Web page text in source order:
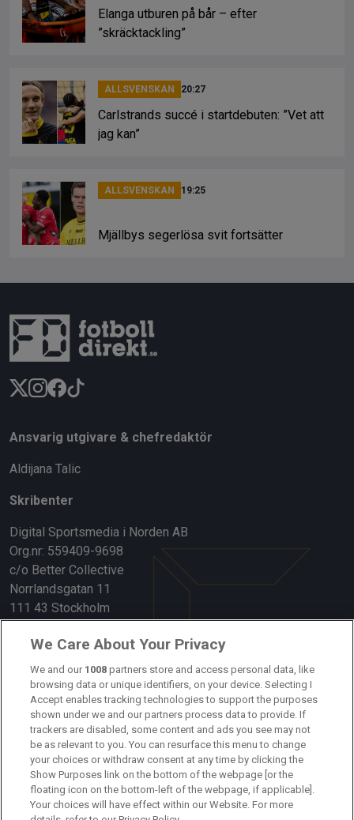
Elanga utburen på bår – efter
”skräcktackling”
ALLSVENSKAN 20:27
Carlstrands succé i startdebuten: ”Vet att
jag kan”
ALLSVENSKAN 19:25
Mjällbys segerlösa svit fortsätter
Ansvarig utgivare & chefredaktör
Aldijana Talic
Skribenter
Digital Sportsmedia i Norden AB
Org.nr: 559409-9698
c/o Better Collective
Norrlandsgatan 11
111 43 Stockholm
Länkar
Om oss
Kontakta oss
Kundtjänst
Sponsor: Rekatochklart
Annonsera på Fotbolldirekt
We Care About Your Privacy
We and our 1008 partners store and access personal data, like
browsing data or unique identifiers, on your device. Selecting I
Accept enables tracking technologies to support the purposes
shown under we and our partners process data to provide. If
trackers are disabled, some content and ads you see may not
be as relevant to you. You can resurface this menu to change
your choices or withdraw consent at any time by clicking the
Show Purposes link on the bottom of the webpage [or the
floating icon on the bottom-left of the webpage, if applicable].
Your choices will have effect within our Website. For more